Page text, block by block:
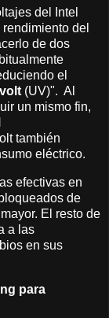
del Intel
del
de dos
el
(UV)". Al
un mismo fin,
también
eléctrico.
efectivas en
de
El resto de
a las
en sus
para